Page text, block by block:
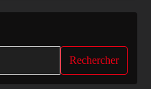
Rechercher